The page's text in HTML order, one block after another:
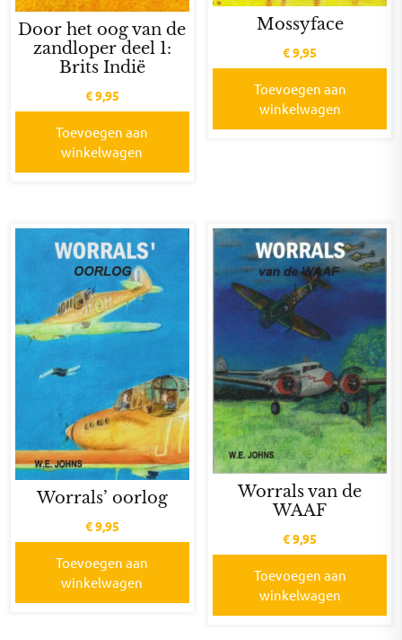
Door het oog van de
zandloper deel 1:
Brits Indië
€9,95
Toevoegen aan
winkelwagen
Mossyface
€9,95
Toevoegen aan
winkelwagen
Worrals’ oorlog
€9,95
Toevoegen aan
winkelwagen
Worrals van de
WAAF
€9,95
Toevoegen aan
winkelwagen